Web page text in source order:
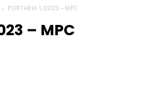
PORTARIA 1/2023 – MPC
– MPC